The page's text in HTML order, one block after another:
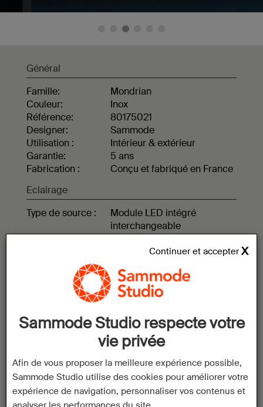
Général
Famille:
Mondrian
Couleur:
Inox
Référence:
80175021
Designer:
Sammode
Utilisation :
Intérieur & extérieur
Garantie:
5 ans
Fabrication :
Conçu et fabriqué en France
Eclairage
Type de source :
Module LED intégré
interchangeable
Puissance :
5 W
Temperature de
Blanc chaud (2700 K)
Raccordement :
Ce luminaire est livré prêt
pour l’installation et est
équipé de son câble de 1m,
de sa source et d’une sortie
murale.
Kit de sortie murale
:
Inclus
Continuer et accepter
Sammode Studio respecte votre
vie privée
Afin de vous proposer la meilleure expérience possible,
Sammode Studio utilise des cookies pour améliorer votre
expérience de navigation, personnaliser vos contenus et